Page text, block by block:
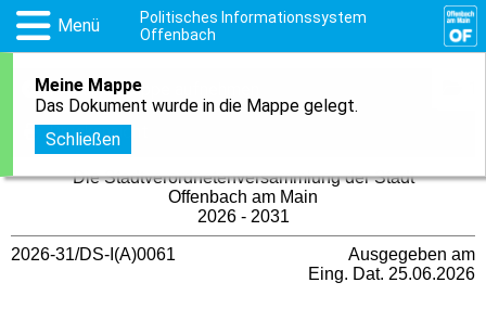
Menü
Politisches Informationssystem
Offenbach
Meine Mappe
Das Dokument wurde in die Mappe gelegt.
Schließen
In meine Mappe aufnehmen
Druckansicht
Die Stadtverordnetenversammlung der Stadt
Offenbach am Main
2026 - 2031
2026-31/DS-I(A)0061
Ausgegeben am
Eing. Dat. 25.06.2026